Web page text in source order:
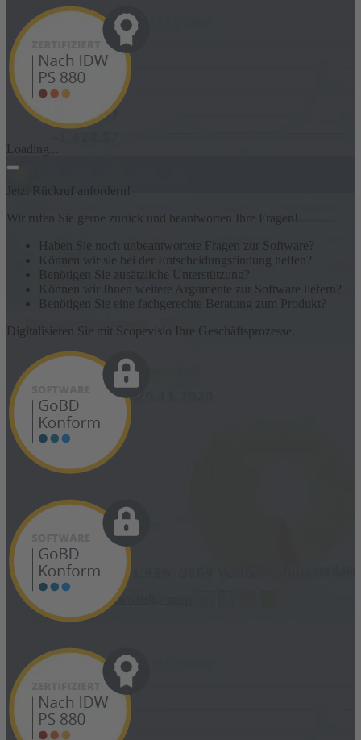
Loading...
Jetzt Rückruf anfordern!
Wir rufen Sie gerne zurück und beantworten Ihre Fragen!
Haben Sie noch unbeantwortete Fragen zur Software?
Können wir sie bei der Entscheidungsfindung helfen?
Benötigen Sie zusätzliche Unterstützung?
Können wir Ihnen weitere Argumente zur Software liefern?
Benötigen Sie eine fachgerechte Beratung zum Produkt?
Digitalisieren Sie mit Scopevisio Ihre Geschäftsprozesse.